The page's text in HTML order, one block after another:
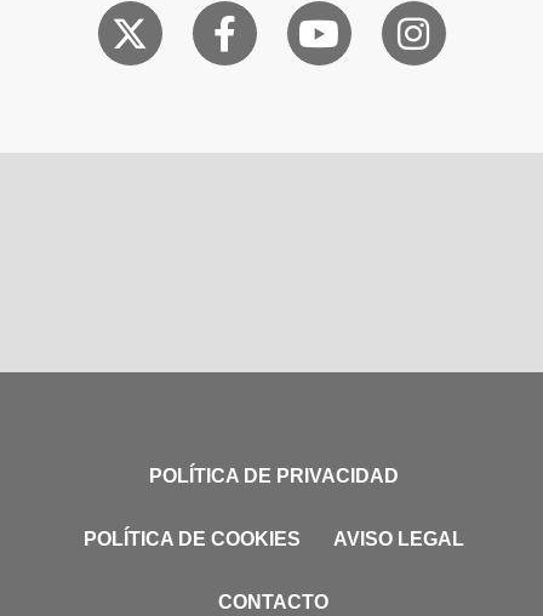
POLÍTICA DE PRIVACIDAD
POLÍTICA DE COOKIES AVISO LEGAL
CONTACTO